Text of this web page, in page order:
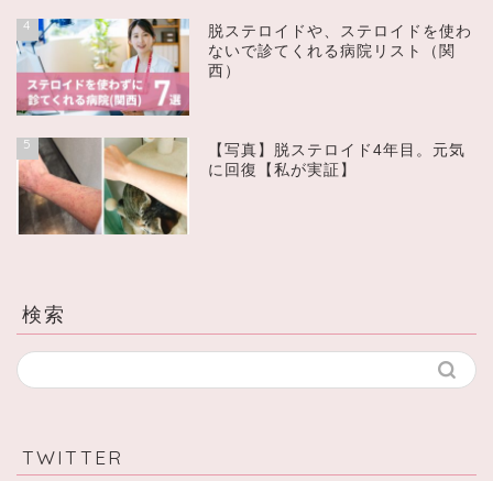
4
脱ステロイドや、ステロイドを使わ
ないで診てくれる病院リスト（関
西）
5
【写真】脱ステロイド4年目。元気
に回復【私が実証】
検索
TWITTER